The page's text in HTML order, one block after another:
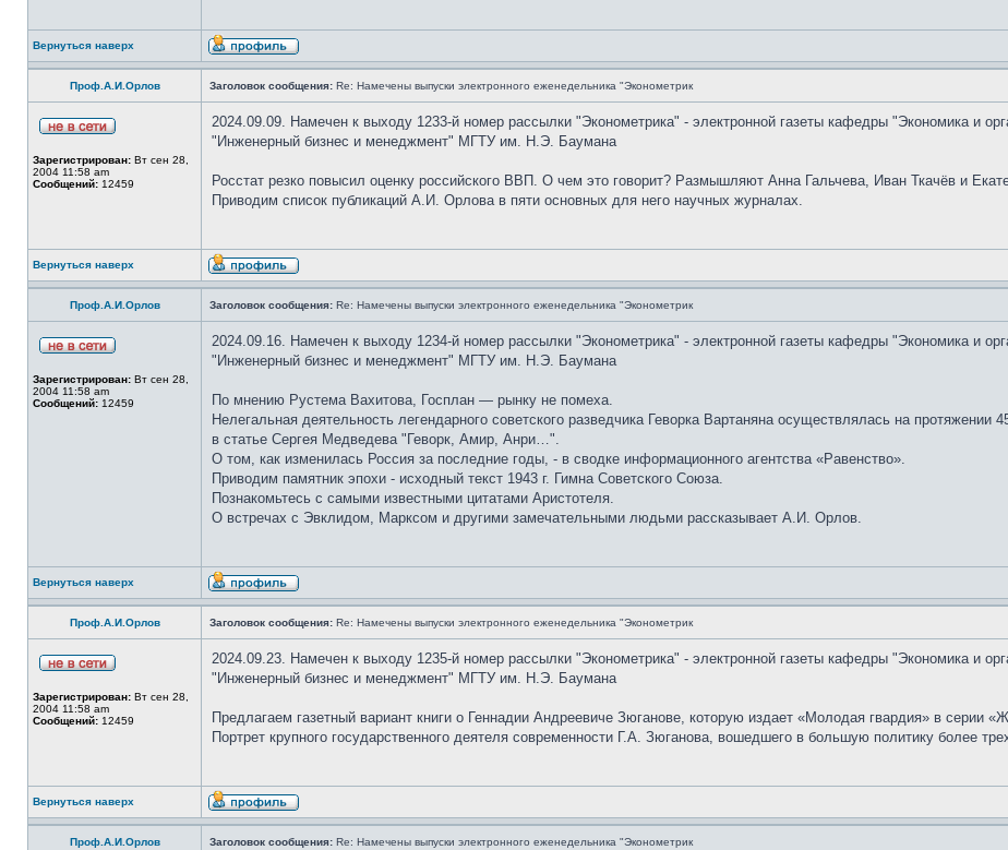
Вернуться наверх
Проф.А.И.Орлов Заголовок сообщения: Re: Намечены выпуски электронного еженедельника "Эконометрик
Зарегистрирован: Вт сен 28,
2004 11:58 am
Сообщений: 12459
2024.09.09. Намечен к выходу 1233-й номер рассылки "Эконометрика" - электронной газеты кафедры "Экономика и
"Инженерный бизнес и менеджмент" МГТУ им. Н.Э. Баумана
Росстат резко повысил оценку российского ВВП. О чем это говорит? Размышляют Анна Гальчева, Иван Ткачёв и
Приводим список публикаций А.И. Орлова в пяти основных для него научных журналах.
Вернуться наверх
Проф.А.И.Орлов Заголовок сообщения: Re: Намечены выпуски электронного еженедельника "Эконометрик
Зарегистрирован: Вт сен 28,
2004 11:58 am
Сообщений: 12459
2024.09.16. Намечен к выходу 1234-й номер рассылки "Эконометрика" - электронной газеты кафедры "Экономика и
"Инженерный бизнес и менеджмент" МГТУ им. Н.Э. Баумана
По мнению Рустема Вахитова, Госплан — рынку не помеха.
Нелегальная деятельность легендарного советского разведчика Геворка Вартаняна осуществлялась на
в статье Сергея Медведева "Геворк, Амир, Анри…".
О том, как изменилась Россия за последние годы, - в сводке информационного агентства «Равенство».
Приводим памятник эпохи - исходный текст 1943 г. Гимна Советского Союза.
Познакомьтесь с самыми известными цитатами Аристотеля.
О встречах с Эвклидом, Марксом и другими замечательными людьми рассказывает А.И. Орлов.
Вернуться наверх
Проф.А.И.Орлов Заголовок сообщения: Re: Намечены выпуски электронного еженедельника "Эконометрик
Зарегистрирован: Вт сен 28,
2004 11:58 am
Сообщений: 12459
2024.09.23. Намечен к выходу 1235-й номер рассылки "Эконометрика" - электронной газеты кафедры "Экономика и
"Инженерный бизнес и менеджмент" МГТУ им. Н.Э. Баумана
Предлагаем газетный вариант книги о Геннадии Андреевиче Зюганове, которую издает «Молодая гвардия» в
Портрет крупного государственного деятеля современности Г.А. Зюганова, вошедшего в большую политику более
Вернуться наверх
Проф.А.И.Орлов Заголовок сообщения: Re: Намечены выпуски электронного еженедельника "Эконометрик